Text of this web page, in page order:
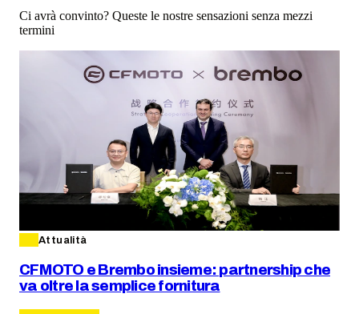
Ci avrà convinto? Queste le nostre sensazioni senza mezzi
termini
Attualità
CFMOTO e Brembo insieme: partnership che
va oltre la semplice fornitura